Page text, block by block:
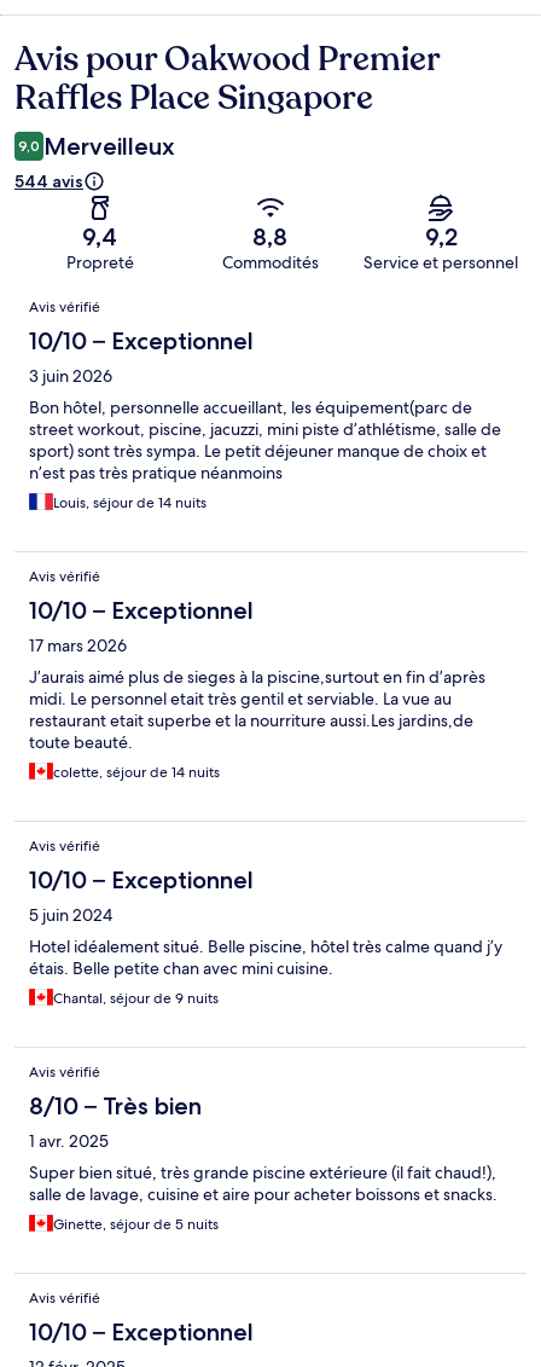
Avis
Avis pour Oakwood Premier
Raffles Place Singapore
9,0 Merveilleux
544 avis
9,4
Propreté
8,8
Commodités
9,2
Service et personnel
Avis
Avis vérifié
10/10 – Exceptionnel
3 juin 2026
Bon hôtel, personnelle accueillant, les équipement(parc de
street workout, piscine, jacuzzi, mini piste d’athlétisme, salle de
sport) sont très sympa. Le petit déjeuner manque de choix et
n’est pas très pratique néanmoins
Louis, séjour de 14 nuits
Avis vérifié
10/10 – Exceptionnel
17 mars 2026
J’aurais aimé plus de sieges à la piscine,surtout en fin d’après
midi. Le personnel etait très gentil et serviable. La vue au
restaurant etait superbe et la nourriture aussi.Les jardins,de
toute beauté.
colette, séjour de 14 nuits
Avis vérifié
10/10 – Exceptionnel
5 juin 2024
Hotel idéalement situé. Belle piscine, hôtel très calme quand j’y
étais. Belle petite chan avec mini cuisine.
Chantal, séjour de 9 nuits
Avis vérifié
8/10 – Très bien
1 avr. 2025
Super bien situé, très grande piscine extérieure (il fait chaud!),
salle de lavage, cuisine et aire pour acheter boissons et snacks.
Ginette, séjour de 5 nuits
Avis vérifié
10/10 – Exceptionnel